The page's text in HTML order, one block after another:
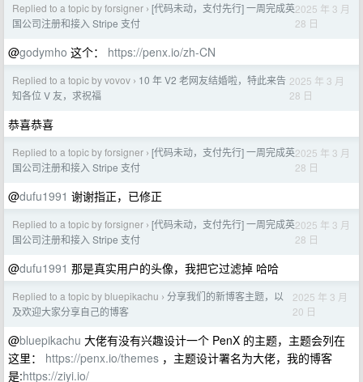
Replied to a topic by forsigner › [代码未动，支付先行] 一周完成英
国公司注册和接入 Stripe 支付
2025 年 3 月
28 日
@godymho 这个： https://penx.io/zh-CN
Replied to a topic by vovov › 10 年 V2 老网友结婚啦，特此来告
知各位 V 友，求祝福
2025 年 3 月
28 日
恭喜恭喜
Replied to a topic by forsigner › [代码未动，支付先行] 一周完成英
国公司注册和接入 Stripe 支付
2025 年 3 月
28 日
@dufu1991 谢谢指正，已修正
Replied to a topic by forsigner › [代码未动，支付先行] 一周完成英
国公司注册和接入 Stripe 支付
2025 年 3 月
28 日
@dufu1991 那是真实用户的头像，我把它过滤掉 哈哈
Replied to a topic by bluepikachu › 分享我们的新博客主题，以
及欢迎大家分享自己的博客
2025 年 3 月
20 日
@bluepikachu 大佬有没有兴趣设计一个 PenX 的主题，主题会列在
这里： https://penx.io/themes ，主题设计署名为大佬，我的博客
是:https://ziyi.io/